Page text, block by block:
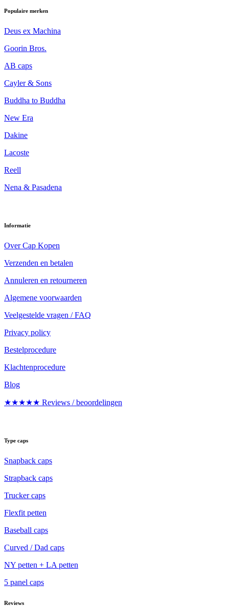
Populaire merken
Deus ex Machina
Goorin Bros.
AB caps
Cayler & Sons
Buddha to Buddha
New Era
Dakine
Lacoste
Reell
Nena & Pasadena
Informatie
Over Cap Kopen
Verzenden en betalen
Annuleren en retourneren
Algemene voorwaarden
Veelgestelde vragen / FAQ
Privacy policy
Bestelprocedure
Klachtenprocedure
Blog
★★★★★ Reviews / beoordelingen
Type caps
Snapback caps
Strapback caps
Trucker caps
Flexfit petten
Baseball caps
Curved / Dad caps
NY petten + LA petten
5 panel caps
Reviews